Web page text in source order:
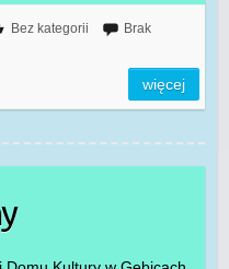
Bez kategorii
Brak
więcej